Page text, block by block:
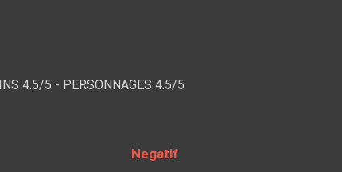
4.5/5 - PERSONNAGES 4.5/5
Negatif